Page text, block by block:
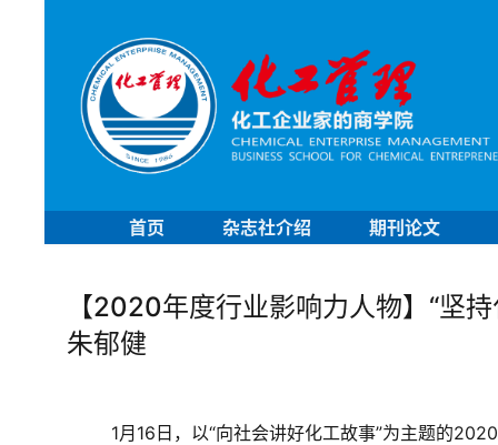
首页 杂志社介绍 期刊论文
【2020年度行业影响力人物】“坚
朱郁健
1月16日，以“向社会讲好化工故事”为主题的